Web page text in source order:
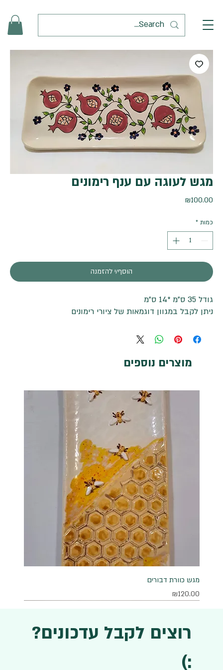
מגש לעוגה עם ענף רימונים
₪100.00
כמות *
הוסף/י להזמנה
גודל 35 ס"מ *14 ס"מ
ניתן לקבל במגוון דוגמאות של ציורי רימונים
מוצרים נוספים
מגש כוורת דבורים
מחיר
₪120.00
רוצים לקבל עדכונים?
:)